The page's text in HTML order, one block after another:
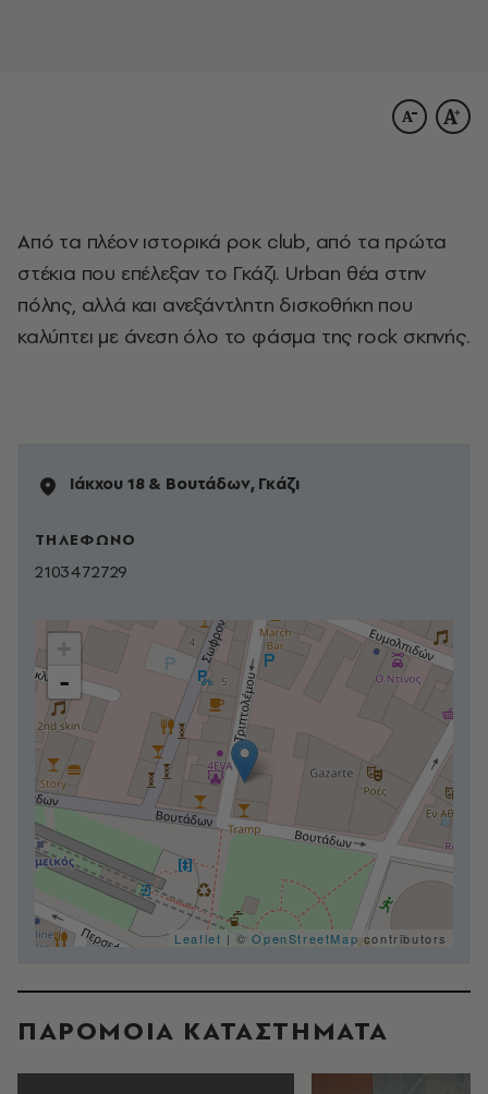
Aπό τα πλέον ιστορικά ροκ club, από τα πρώτα
στέκια που επέλεξαν το Γκάζι. Urban θέα στην
πόλης, αλλά και ανεξάντλητη δισκοθήκη που
καλύπτει με άνεση όλο το φάσμα της rock σκηνής.
Iάκχου 18 & Bουτάδων, Γκάζι
ΤΗΛΕΦΩΝΟ
2103472729
-
Leaflet | ©OpenStreetMapcontributors
ΠΑΡΟΜΟΙΑ ΚΑΤΑΣΤΗΜΑΤΑ